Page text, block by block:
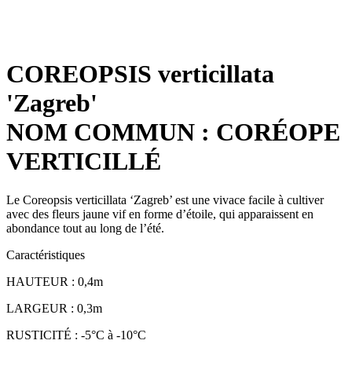
COREOPSIS verticillata
'Zagreb'
NOM COMMUN : CORÉOPE
VERTICILLÉ
Le Coreopsis verticillata ‘Zagreb’ est une vivace facile à cultiver
avec des fleurs jaune vif en forme d’étoile, qui apparaissent en
abondance tout au long de l’été.
Caractéristiques
HAUTEUR : 0,4m
LARGEUR : 0,3m
RUSTICITÉ : -5°C à -10°C